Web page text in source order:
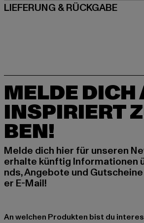
LIEFERUNG & RÜCKGABE
MELDE DICH
INSPIRIERT
BEN!
Melde dich hier für unseren
erhalte künftig Informationen
nds, Angebote und
er E-Mail!
An welchen Produkten bist du